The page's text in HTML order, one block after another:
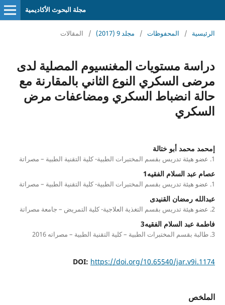
مجلة البحوث الأكاديمية
الرئيسية / المحفوظات / مجلد 9 (2017) / المقالات
دراسة مستويات المغنسيوم المصلية لدى
مرضى السكري النوع الثاني بالمقارنة مع
حالة انضباط السكري ومضاعفات مرض
السكري
إمحمد محمد أبو ختالة
1. عضو هيئة تدريس بقسم المختبرات الطبية- كلية التقنية الطبية – مصراتة
عصام عبد السلام الفقيه1
1. عضو هيئة تدريس بقسم المختبرات الطبية- كلية التقنية الطبية – مصراتة
عبدالله رمضان القنيدى
2. عضو هيئة تدريس بقسم التغذية العلاجية- كلية التمريض – جامعة مصراتة
فاطمة عبد السلام الفقيه3
3. طالبة بقسم المختبرات الطبية – كلية التقنية الطبية – مصراته 2016
DOI: https://doi.org/10.65540/jar.v9i.1174
الملخص